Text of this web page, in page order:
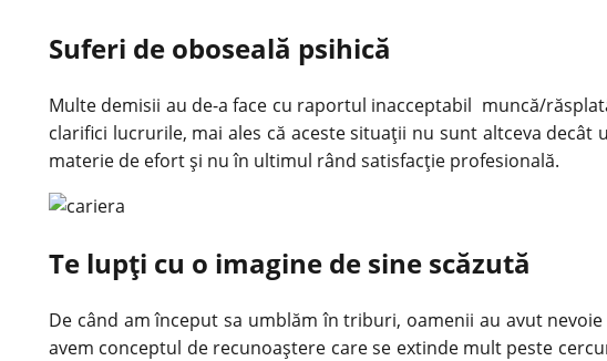
Suferi de oboseală psihică
Multe demisii au de-a face cu raportul inacceptabil muncă/
clarifici lucrurile, mai ales că aceste situații nu sunt altceva
materie de efort și nu în ultimul rând satisfacție profesională.
Te lupți cu o imagine de sine scăzută
De când am început sa umblăm în triburi, oamenii au avut
avem conceptul de recunoaștere care se extinde mult peste